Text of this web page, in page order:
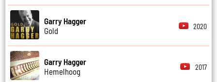
Garry Hagger
Gold
2020
Garry Hagger
Hemelhoog
2017